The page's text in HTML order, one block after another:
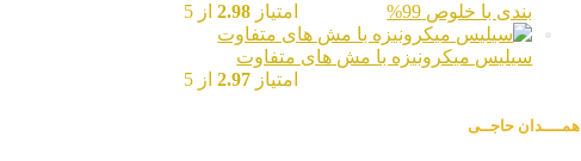
بندی با خلوص 99%
امتیاز 2.98از 5
سیلیس میکرونیزه با مش های متفاوت
امتیاز 2.97از 5
همــــدان حاجــی